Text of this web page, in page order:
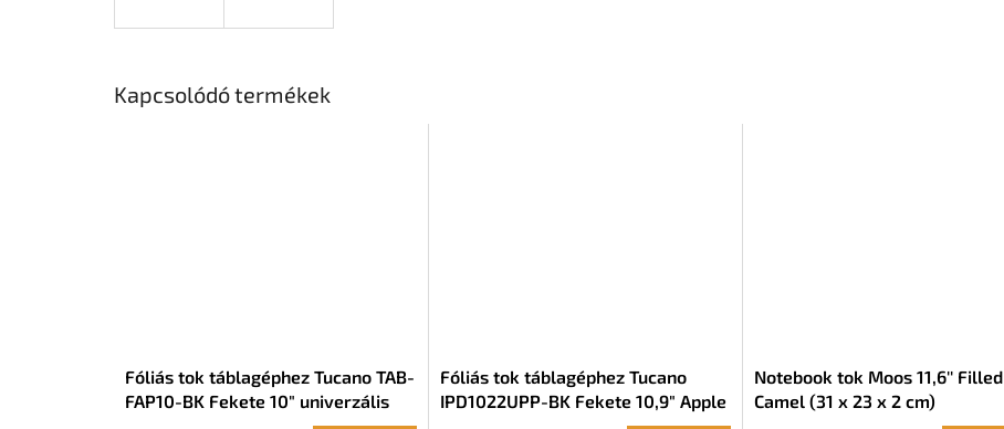
Kapcsolódó termékek
Fóliás tok táblagéphez Tucano TAB-
FAP10-BK Fekete 10" univerzális
Fóliás tok táblagéphez Tucano
IPD1022UPP-BK Fekete 10,9" Apple
Notebook tok Moos 11,6'' Filled
Camel (31 x 23 x 2 cm)